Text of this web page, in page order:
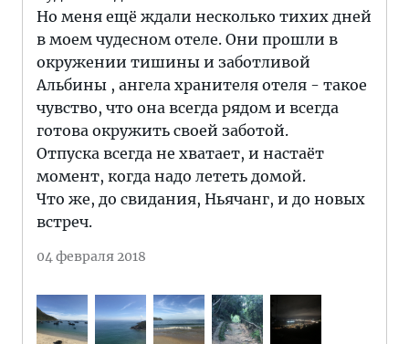
Но меня ещё ждали несколько тихих дней
в моем чудесном отеле. Они прошли в
окружении тишины и заботливой
Альбины , ангела хранителя отеля - такое
чувство, что она всегда рядом и всегда
готова окружить своей заботой.
Отпуска всегда не хватает, и настаёт
момент, когда надо лететь домой.
Что же, до свидания, Ньячанг, и до новых
встреч.
04 февраля 2018